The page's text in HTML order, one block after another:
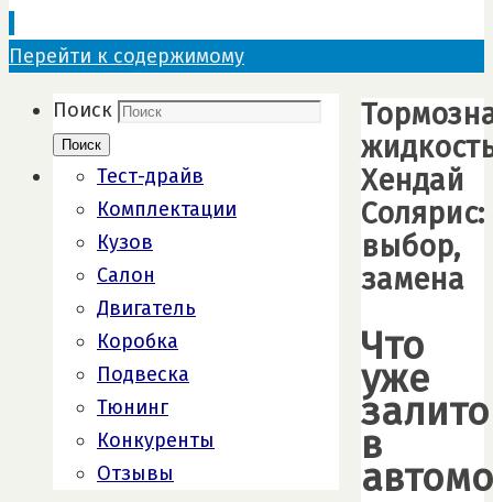
Перейти к содержимому
Хендай
Солярис:
выбор,
замена
Что
уже
залито
в
Поиск
Поиск
Тест-драйв
Комплектации
Кузов
Салон
Двигатель
Коробка
Подвеска
Тюнинг
Конкуренты
Отзывы